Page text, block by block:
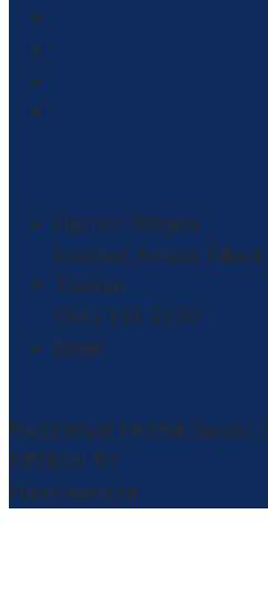
Hizmet Bölgesi
İstanbul Avrupa Yakası
Telefon
0542 191 2478
Email
Endüstriyel Mutfak Servisi
DESIGN BY
Hazırlanmıştır